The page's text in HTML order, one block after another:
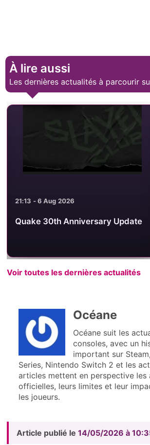
À lire aussi
Les dernières actualités à parcourir
19:54 - 6 Aug 2026
Tomb Raider King : Crunchyroll
Voir toutes les dernières actualités
Océane
Océane suit les
consoles, avec un
important sur
Series, Nintendo Switch 2 et les
articles mettent en perspective les
officielles, leurs limites et leur
les joueurs.
Article publié le 14/05/2026 à